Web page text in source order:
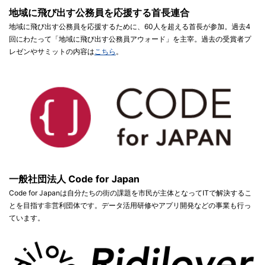
地域に飛び出す公務員を応援する首長連合
地域に飛び出す公務員を応援するために、60人を超える首長が参加。過去4
回にわたって「地域に飛び出す公務員アウォード」を主宰。過去の受賞者プ
レゼンやサミットの内容は こちら 。
一般社団法人 Code for Japan
Code for Japanは自分たちの街の課題を市民が主体となってITで解決するこ
とを目指す非営利団体です。データ活用研修やアプリ開発などの事業も行っ
ています。